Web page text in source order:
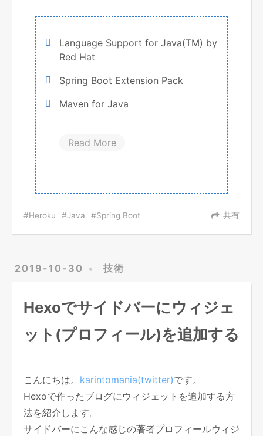
Language Support for Java(TM) by
Red Hat
Spring Boot Extension Pack
Maven for Java
Read More
共有
Heroku Java Spring Boot
2019-10-30 技術
Hexoでサイドバーにウィジェ
ット(プロフィール)を追加する
こんにちは。 karintomania(twitter)です。
Hexoで作ったブログにウィジェットを追加する方
法を紹介します。
サイドバーにこんな感じの著者プロフィールウィジ